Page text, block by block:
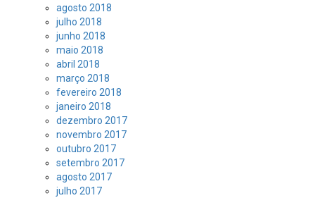
agosto 2018
julho 2018
junho 2018
maio 2018
abril 2018
março 2018
fevereiro 2018
janeiro 2018
dezembro 2017
novembro 2017
outubro 2017
setembro 2017
agosto 2017
julho 2017